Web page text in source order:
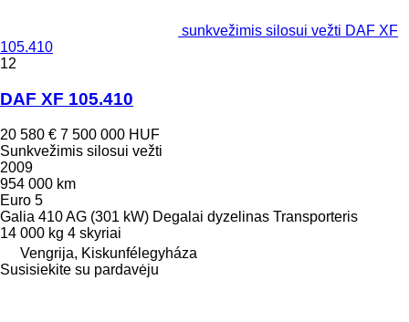
sunkvežimis silosui vežti DAF XF
105.410
12
DAF XF 105.410
20 580 € 7 500 000 HUF
Sunkvežimis silosui vežti
2009
954 000 km
Euro 5
Galia 410 AG (301 kW) Degalai dyzelinas Transporteris
14 000 kg 4 skyriai
Vengrija, Kiskunfélegyháza
Susisiekite su pardavėju